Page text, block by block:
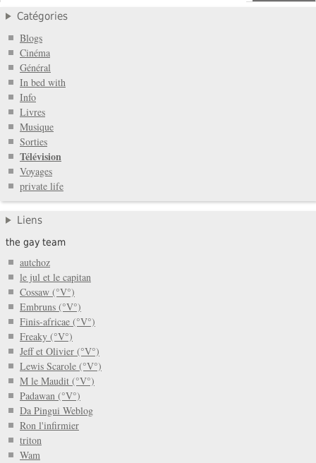
Catégories
Blogs
Cinéma
Général
In bed with
Info
Livres
Musique
Sorties
Télévision
Voyages
private life
Liens
the gay team
autchoz
le jul et le capitan
Cossaw (°V°)
Embruns (°V°)
Finis-africae (°V°)
Freaky (°V°)
Jeff et Olivier (°V°)
Lewis Scarole (°V°)
M le Maudit (°V°)
Padawan (°V°)
Da Pingui Weblog
Ron l'infirmier
triton
Wam